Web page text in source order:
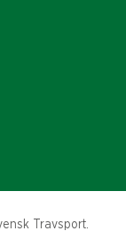
Travsport.